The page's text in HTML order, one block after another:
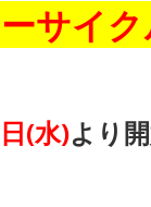
サイ
(水)より